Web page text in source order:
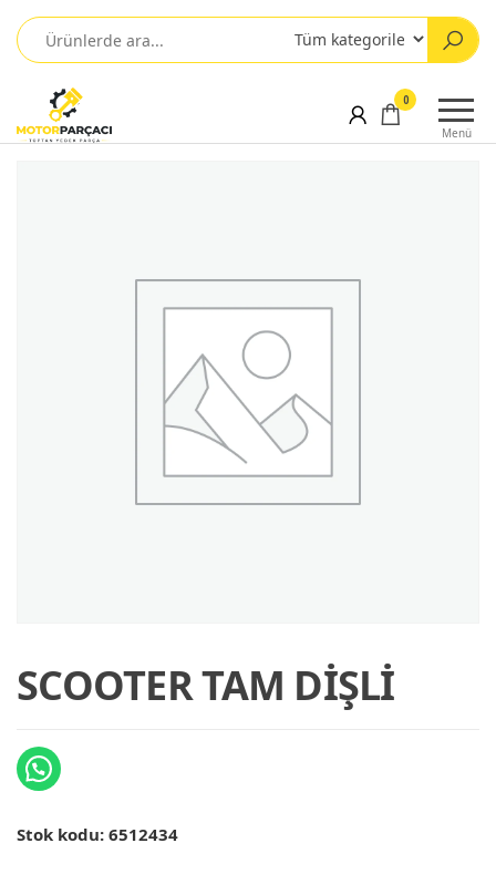
Menü
0
SCOOTER TAM DİŞLİ
Stok kodu: 6512434